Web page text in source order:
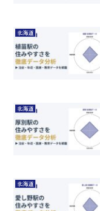
北海道
北海道
北海道